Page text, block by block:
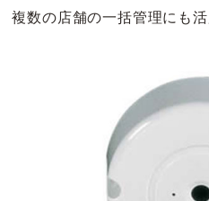
複数の店舗の一括管理にも活